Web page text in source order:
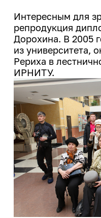
Интересным для
репродукция
Дорохина. В 2005
из университета,
Рериха в
ИРНИТУ.